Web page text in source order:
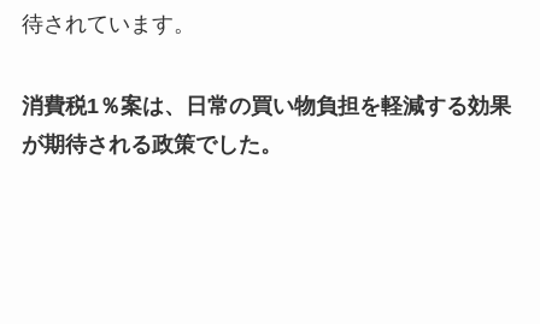
待されています。
消費税1％案は、日常の買い物負担を軽減する効果
が期待される政策でした。